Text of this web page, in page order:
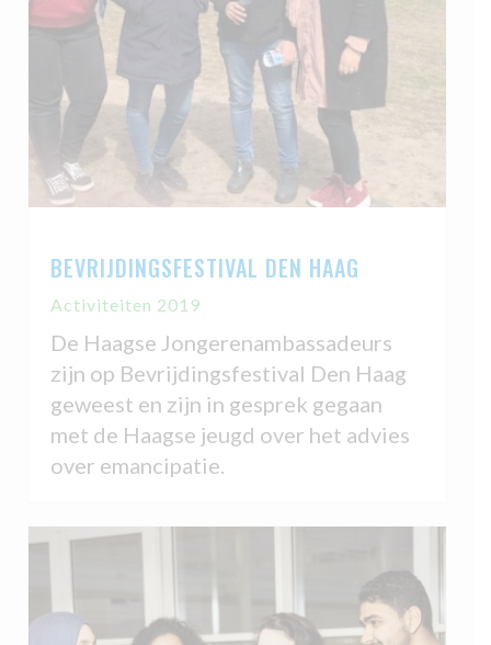
BEVRIJDINGSFESTIVAL DEN HAAG
Activiteiten 2019
De Haagse Jongerenambassadeurs
zijn op Bevrijdingsfestival Den Haag
geweest en zijn in gesprek gegaan
met de Haagse jeugd over het advies
over emancipatie.